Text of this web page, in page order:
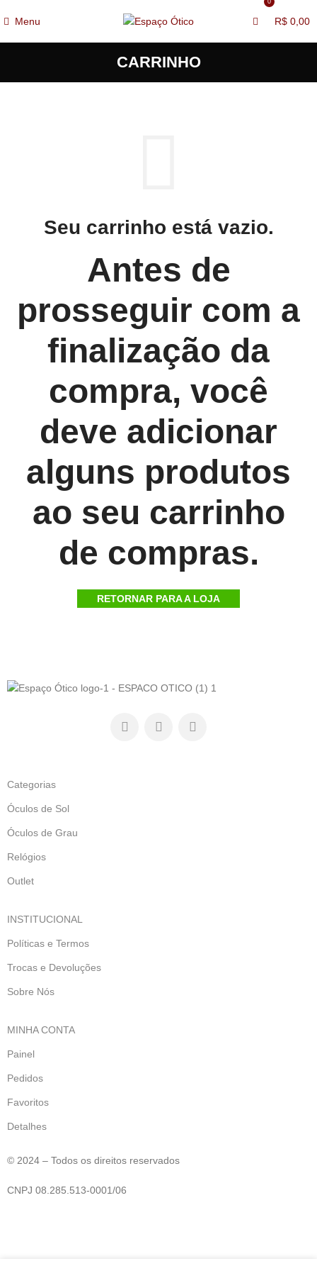
Menu
0
R$ 0,00
CARRINHO
Seu carrinho está vazio.
Antes de
prosseguir com a
finalização da
compra, você
deve adicionar
alguns produtos
ao seu carrinho
de compras.
RETORNAR PARA A LOJA
Categorias
Óculos de Sol
Óculos de Grau
Relógios
Outlet
INSTITUCIONAL
Políticas e Termos
Trocas e Devoluções
Sobre Nós
MINHA CONTA
Painel
Pedidos
Favoritos
Detalhes
© 2024 – Todos os direitos reservados
CNPJ 08.285.513-0001/06